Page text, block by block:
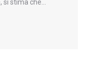
stima che…